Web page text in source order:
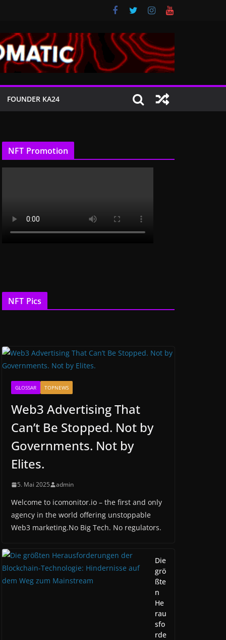
FOUNDER KA24
NFT Promotion
NFT Pics
GLOSSAR TOPNEWS
Web3 Advertising That
Can’t Be Stopped. Not by
Governments. Not by
Elites.
5. Mai 2025 admin
Welcome to icomonitor.io – the first and only
agency in the world offering unstoppable
Web3 marketing.No Big Tech. No regulators.
Die
grö
ßte
n
He
rau
sfo
rde